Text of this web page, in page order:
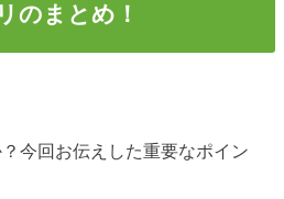
のまとめ！
今回お伝えした重要なポイン